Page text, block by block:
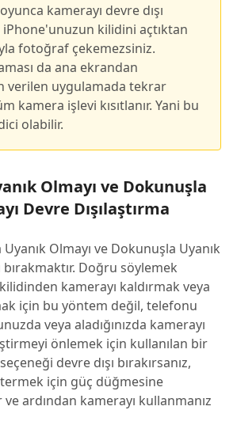
kamerayı devre dışı
iPhone'unuzun kilidini açtıktan
fotoğraf çekemezsiniz.
da ana ekrandan
verilen uygulamada tekrar
kamera işlevi kısıtlanır. Yani bu
olabilir.
Olmayı ve Dokunuşla
Devre Dışılaştırma
Olmayı ve Dokunuşla Uyanık
bırakmaktır. Doğru söylemek
kamerayı kaldırmak veya
için bu yöntem değil, telefonu
veya aladığınızda kamerayı
önlemek için kullanılan bir
devre dışı bırakırsanız,
için güç düğmesine
ardından kamerayı kullanmanız